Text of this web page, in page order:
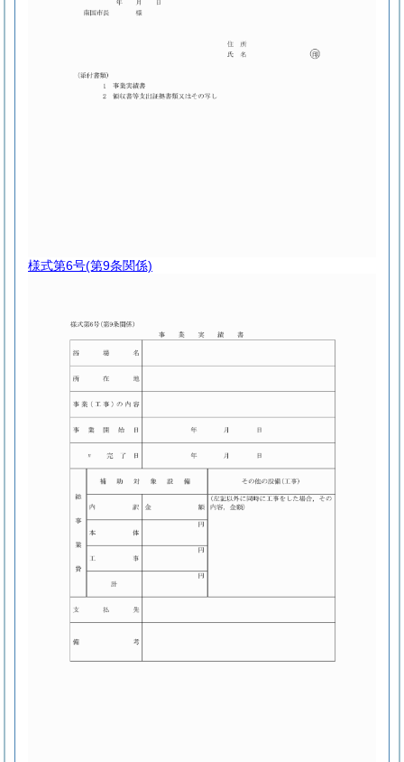
様式第6号(第9条関係)